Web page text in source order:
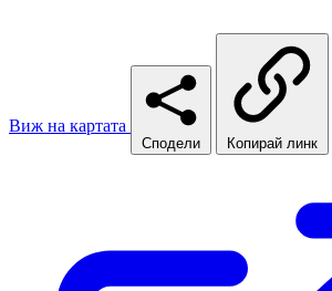
Виж на картата
Сподели Копирай линк